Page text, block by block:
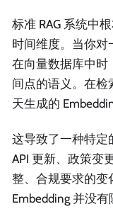
标准 RAG 系统中
时间维度。当你对
在向量数据库中时
间点的语义。在
天生成的
这导致了一种特
API 更新、政策变
整、合规要求的变
Embedding 并没